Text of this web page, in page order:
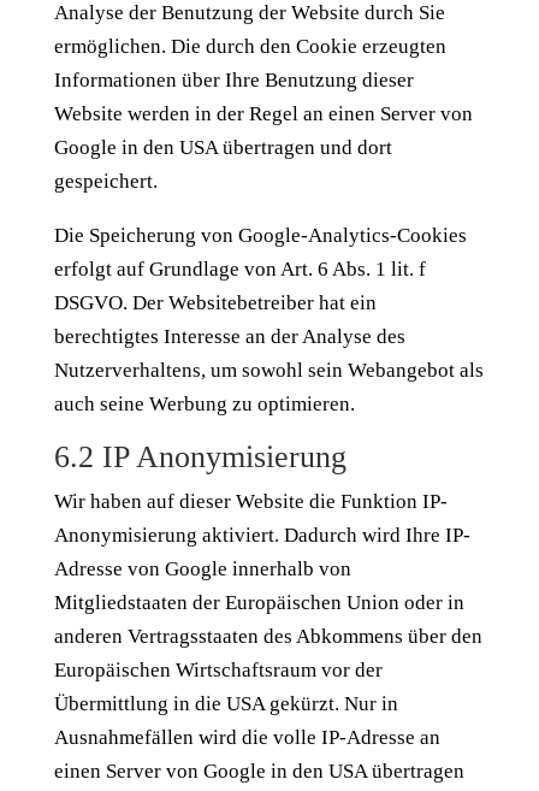
Analyse der Benutzung der Website durch Sie
ermöglichen. Die durch den Cookie erzeugten
Informationen über Ihre Benutzung dieser
Website werden in der Regel an einen Server von
Google in den USA übertragen und dort
gespeichert.
Die Speicherung von Google-Analytics-Cookies
erfolgt auf Grundlage von Art. 6 Abs. 1 lit. f
DSGVO. Der Websitebetreiber hat ein
berechtigtes Interesse an der Analyse des
Nutzerverhaltens, um sowohl sein Webangebot als
auch seine Werbung zu optimieren.
6.2 IP Anonymisierung
Wir haben auf dieser Website die Funktion IP-
Anonymisierung aktiviert. Dadurch wird Ihre IP-
Adresse von Google innerhalb von
Mitgliedstaaten der Europäischen Union oder in
anderen Vertragsstaaten des Abkommens über den
Europäischen Wirtschaftsraum vor der
Übermittlung in die USA gekürzt. Nur in
Ausnahmefällen wird die volle IP-Adresse an
einen Server von Google in den USA übertragen